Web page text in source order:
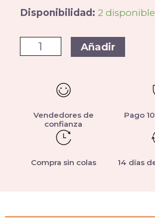
Disponibilidad: 2
Añadir
Vendedores de
confianza
Pago
Compra sin colas 14 días